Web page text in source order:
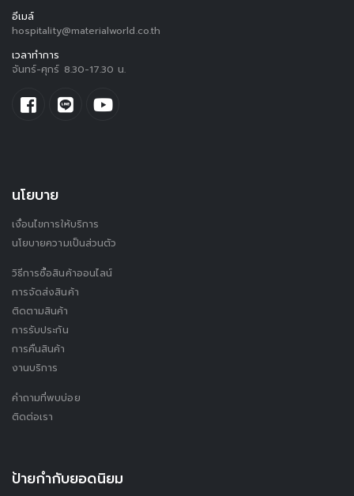
อีเมล์
hospitality@materialworld.co.th
เวลาทำการ
จันทร์-ศุกร์ 8.30-17.30 น.
นโยบาย
เงื่อนไขการให้บริการ
นโยบายความเป็นส่วนตัว
วิธีการซื้อสินค้าออนไลน์
การจัดส่งสินค้า
ติดตามสินค้า
การรับประกัน
การคืนสินค้า
งานบริการ
คำถามที่พบบ่อย
ติดต่อเรา
ป้ายกำกับยอดนิยม